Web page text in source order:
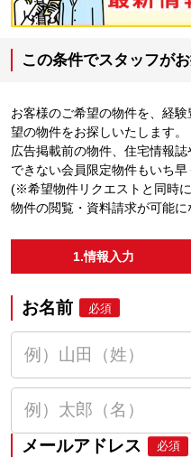
この条件でスタッフが
お客様のご希望の物件を、経
望の物件をお探しいたします。
広告掲載前の物件、住宅情報
できない会員限定物件もいち早
(※希望物件リクエストと同時
物件の閲覧・資料請求が可能に
1.情報入力
お名前 必須
メールアドレス 必須